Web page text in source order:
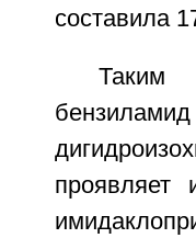
составила
Таким
проявляет